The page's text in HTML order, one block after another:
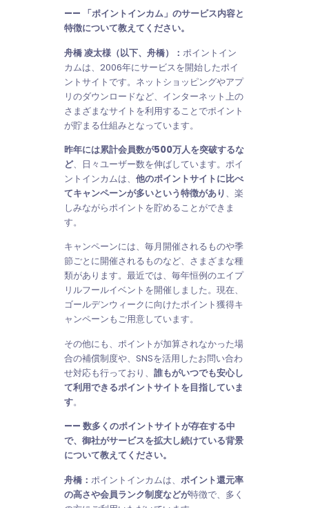
—— 「ポイントインカム」のサービス内容と
特徴について教えてください。
舟橋 凌太様（以下、舟橋）： ポイントイン
カムは、2006年にサービスを開始したポイ
ントサイトです。ネットショッピングやアプ
リのダウンロードなど、インターネット上の
さまざまなサイトを利用することでポイント
が貯まる仕組みとなっています。
昨年には累計会員数が500万人を突破するな
ど、日々ユーザー数を伸ばしています。ポイ
ントインカムは、 他のポイントサイトに比べ
てキャンペーンが多いという特徴があり、楽
しみながらポイントを貯めることができま
す。
キャンペーンには、毎月開催されるものや季
節ごとに開催されるものなど、さまざまな種
類があります。最近では、毎年恒例のエイプ
リルフールイベントを開催しました。現在、
ゴールデンウィークに向けたポイント獲得キ
ャンペーンもご用意しています。
その他にも、ポイントが加算されなかった場
合の補償制度や、SNSを活用したお問い合わ
せ対応も行っており、 誰もがいつでも安心し
て利用できるポイントサイトを目指していま
す。
—— 数多くのポイントサイトが存在する中
で、御社がサービスを拡大し続けている背景
について教えてください。
舟橋： ポイントインカムは、 ポイント還元率
の高さや会員ランク制度などが特徴で、多く